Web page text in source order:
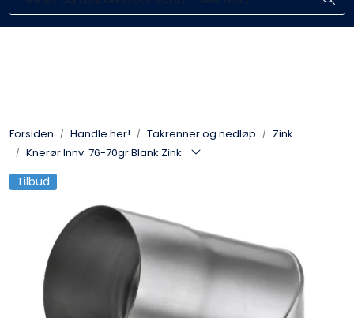
Skip to main contentEnkelt kjøp, hentes i butikk (Sandefjord)
Forsiden Handle her! Takrenner og nedløp
Zink
Knerør Innv. 76-70gr Blank Zink
Tilbud
Taktekking
FOAMGLAS®
Ventilasjon
Bildegalleri